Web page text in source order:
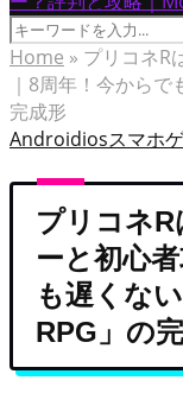
Search
for:
Home » プリコネR
｜8周年！今から
完成形
Androidiosスマホ
プリコネR
ーと初心
も遅くな
RPG」の